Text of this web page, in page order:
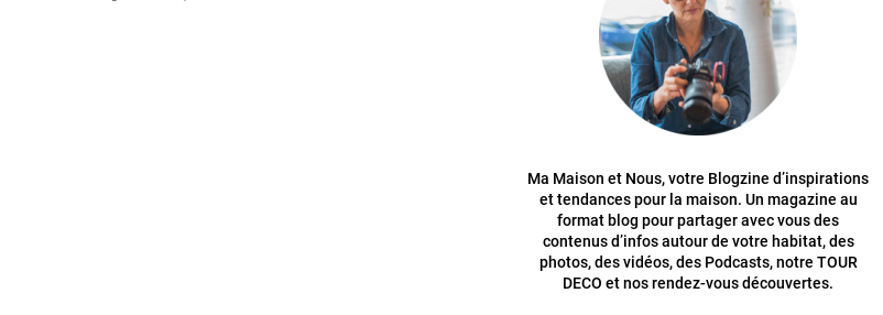
Ma Maison et Nous, votre Blogzine d’inspirations
et tendances pour la maison. Un magazine au
format blog pour partager avec vous des
contenus d’infos autour de votre habitat, des
photos, des vidéos, des Podcasts, notre TOUR
DECO et nos rendez-vous découvertes.